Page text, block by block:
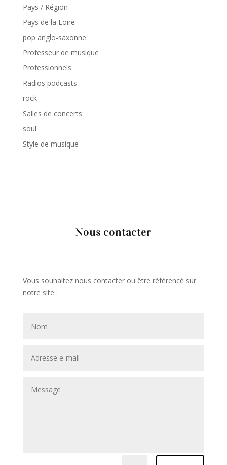
Pays / Région
Pays de la Loire
pop anglo-saxonne
Professeur de musique
Professionnels
Radios podcasts
rock
Salles de concerts
soul
Style de musique
Nous contacter
Vous souhaitez nous contacter ou être référencé sur
notre site :